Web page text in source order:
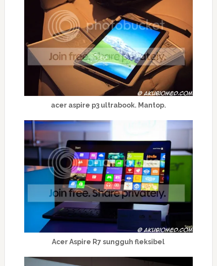
acer aspire p3 ultrabook. Mantop.
Acer Aspire R7 sungguh fleksibel